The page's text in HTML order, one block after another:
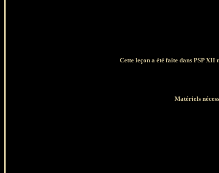
Cette leçon a été faite dans PSP XII
Matériels